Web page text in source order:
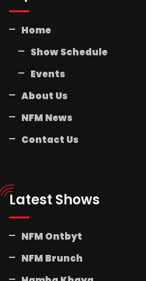
Home
Show Schedule
Events
About Us
NFM News
Contact Us
Latest Shows
NFM Ontbyt
NFM Brunch